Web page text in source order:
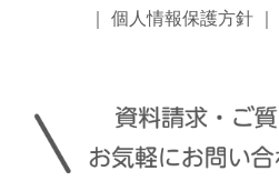
個人情報保護方針